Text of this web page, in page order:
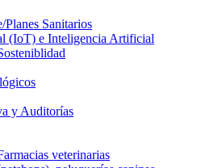
Sanitarios
(IoT) e Inteligencia Artificial
y Auditorías
veterinarias